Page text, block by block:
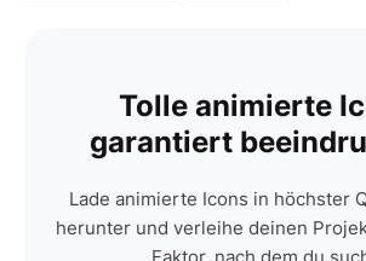
Tolle animierte
garantiert
Lade animierte Icons in höchster
herunter und verleihe deinen